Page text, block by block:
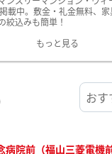
載中。敷金・礼金無料、
絞込みも簡単！
もっと見る
病院前（福山三菱電機